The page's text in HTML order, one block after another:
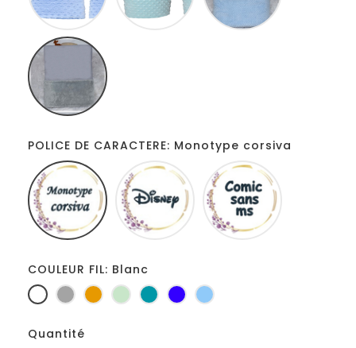
POLICE DE CARACTERE: Monotype corsiva
Monotype
corsiva
Disney
COULEUR FIL: Blanc
BlancGris
clair
Jaune
d'or
Vert
d'eau
Turquoise
Bleu
roi
Bleu
Quantité